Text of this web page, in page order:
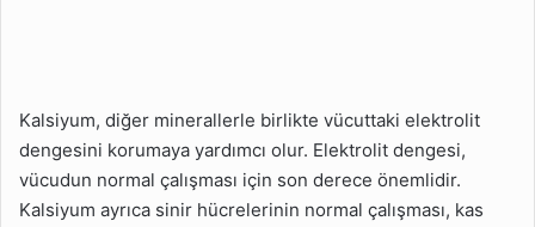
Kalsiyum, diğer minerallerle birlikte vücuttaki elektrolit
dengesini korumaya yardımcı olur. Elektrolit dengesi,
vücudun normal çalışması için son derece önemlidir.
Kalsiyum ayrıca sinir hücrelerinin normal çalışması, kas